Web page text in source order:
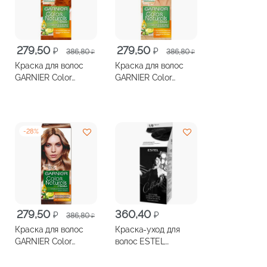
386,80₽
Первоначальная
цена
составляла
279,50 ₽
Текущая
цена:
279,50 ₽.
Краска для волос
GARNIER Color
386,80₽
Первоначальная
цена
составляла
279,50 ₽
Текущая
цена:
279,50 ₽.
Краска для волос
GARNIER Color
-28%
386,80₽
Первоначальная
цена
составляла
279,50 ₽
Текущая
цена:
279,50 ₽.
Краска для волос
GARNIER Color
360,40 ₽
Краска-уход для
волос ESTEL